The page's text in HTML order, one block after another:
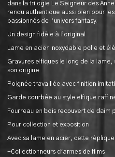
dans la trilogie Le Seigneur des
rendu authentique aussi bien pour
passionnés de l’univers fantasy.
Un design fidèle à l’original
Lame en acier inoxydable polie et
Gravures elfiques le long de la lame,
son origine
Poignée travaillée avec finition
Garde courbée au style elfique
Fourreau en bois recouvert de daim
Pour collection et exposition
Avec sa lame en acier, cette
-Collectionneurs d’armes de films